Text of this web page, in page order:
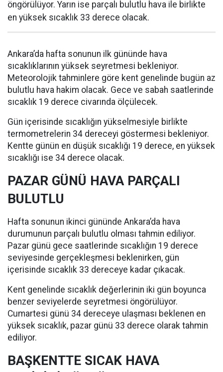
öngörülüyor. Yarın ise parçalı bulutlu hava ile birlikte
en yüksek sıcaklık 33 derece olacak.
Ankara’da hafta sonunun ilk gününde hava
sıcaklıklarının yüksek seyretmesi bekleniyor.
Meteorolojik tahminlere göre kent genelinde bugün az
bulutlu hava hakim olacak. Gece ve sabah saatlerinde
sıcaklık 19 derece civarında ölçülecek.
Gün içerisinde sıcaklığın yükselmesiyle birlikte
termometrelerin 34 dereceyi göstermesi bekleniyor.
Kentte günün en düşük sıcaklığı 19 derece, en yüksek
sıcaklığı ise 34 derece olacak.
PAZAR GÜNÜ HAVA PARÇALI
BULUTLU
Hafta sonunun ikinci gününde Ankara’da hava
durumunun parçalı bulutlu olması tahmin ediliyor.
Pazar günü gece saatlerinde sıcaklığın 19 derece
seviyesinde gerçekleşmesi beklenirken, gün
içerisinde sıcaklık 33 dereceye kadar çıkacak.
Kent genelinde sıcaklık değerlerinin iki gün boyunca
benzer seviyelerde seyretmesi öngörülüyor.
Cumartesi günü 34 dereceye ulaşması beklenen en
yüksek sıcaklık, pazar günü 33 derece olarak tahmin
ediliyor.
BAŞKENTTE SICAK HAVA